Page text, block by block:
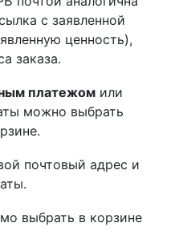
с заявленной
ценность),
заказа.
платежом или
можно выбрать
почтовый адрес и
выбрать в корзине